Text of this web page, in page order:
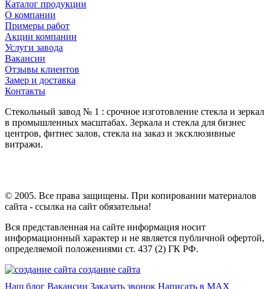
Каталог продукции
О компании
Примеры работ
Акции компании
Услуги завода
Вакансии
Отзывы клиентов
Замер и доставка
Контакты
Стекольный завод № 1 : срочное изготовление стекла и зеркал
в промышленных масштабах. Зеркала и стекла для бизнес
центров, фитнес залов, стекла на заказ и эксклюзивные
витражи.
© 2005. Все права защищены. При копировании материалов
сайта - ссылка на сайт обязательна!
Вся представленная на сайте информация носит
информационный характер и не является публичной офертой,
определяемой положениями ст. 437 (2) ГК РФ.
создание сайта
Наш блог Вакансии Заказать звонок Написать в MAX